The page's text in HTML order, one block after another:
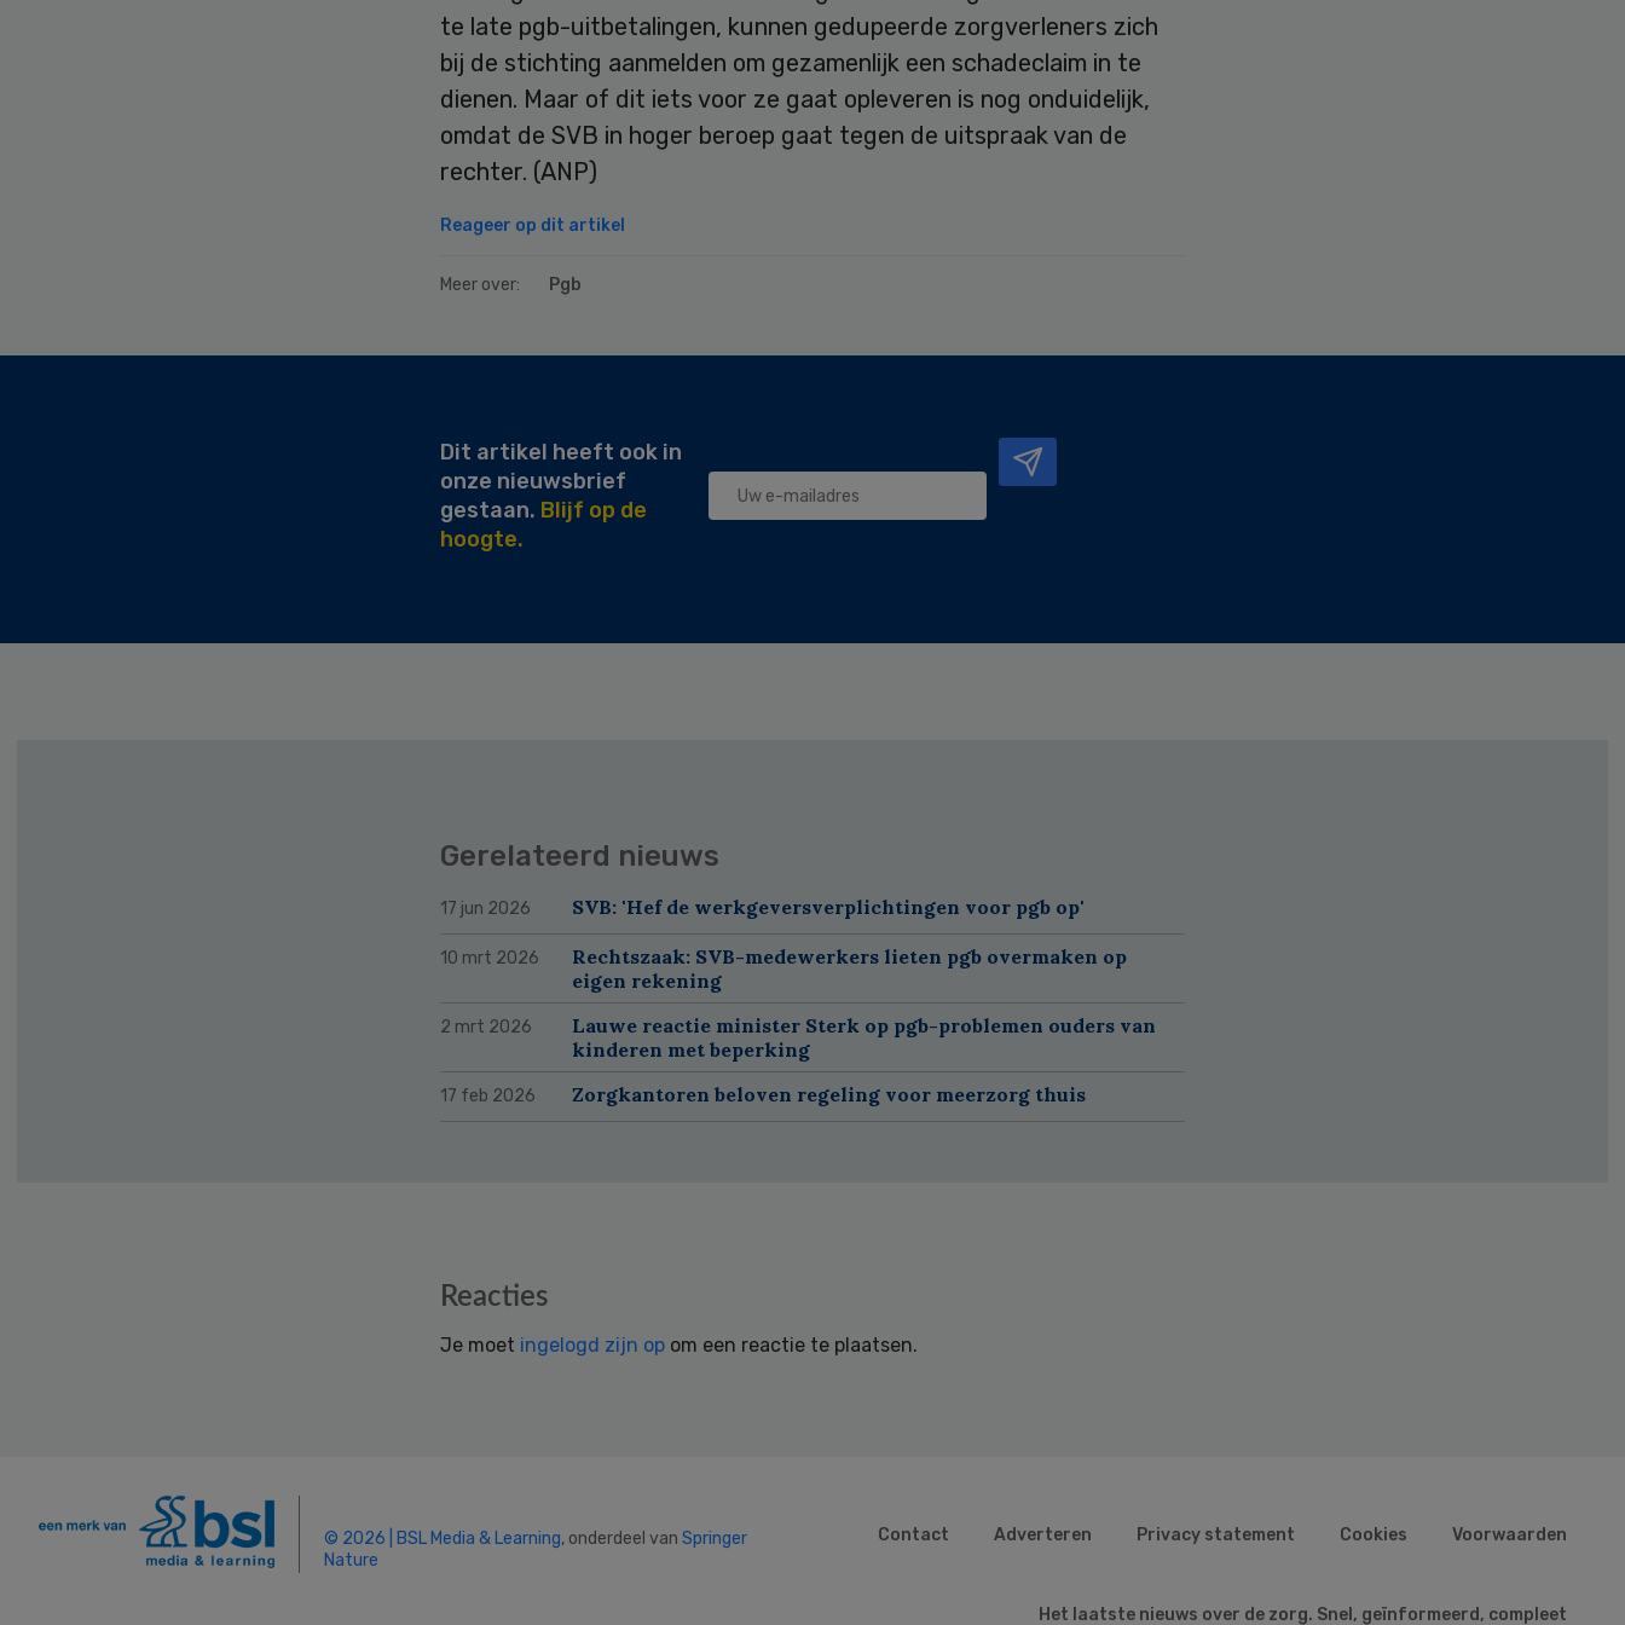
te late pgb-uitbetalingen, kunnen gedupeerde zorgverleners zich
bij de stichting aanmelden om gezamenlijk een schadeclaim in te
dienen. Maar of dit iets voor ze gaat opleveren is nog onduidelijk,
omdat de SVB in hoger beroep gaat tegen de uitspraak van de
rechter. (ANP)
Reageer op dit artikel
Meer over: Pgb
Dit artikel heeft ook in
onze nieuwsbrief
gestaan. Blijf op de
hoogte.
Gerelateerd nieuws
17 jun 2026 SVB: 'Hef de werkgeversverplichtingen voor pgb op'
10 mrt 2026
Rechtszaak: SVB-medewerkers lieten pgb overmaken op
eigen rekening
2 mrt 2026
Lauwe reactie minister Sterk op pgb-problemen ouders van
kinderen met beperking
17 feb 2026 Zorgkantoren beloven regeling voor meerzorg thuis
Reacties
Je moet ingelogd zijn op om een reactie te plaatsen.
© 2026 | BSL Media & Learning, onderdeel van Springer
Nature
Contact Adverteren Privacy statement Cookies Voorwaarden
Het laatste nieuws over de zorg. Snel, geïnformeerd, compleet